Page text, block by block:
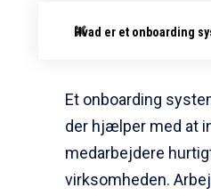
Hvad er et onboarding
Et onboarding
der hjælper med at
medarbejdere
virksomheden.